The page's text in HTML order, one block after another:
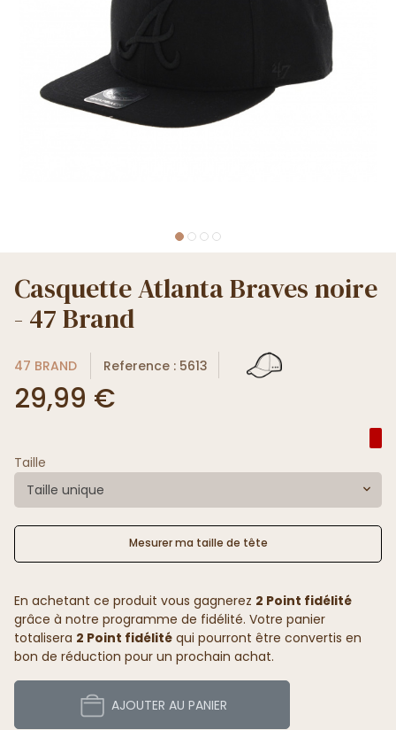
Casquette Atlanta Braves noire
- 47 Brand
47 BRAND Reference : 5613
29,99 €
Taille
Taille unique
Mesurer ma taille de tête
En achetant ce produit vous gagnerez 2 Point fidélité
grâce à notre programme de fidélité. Votre panier
totalisera 2 Point fidélité qui pourront être convertis en
bon de réduction pour un prochain achat.
AJOUTER AU PANIER